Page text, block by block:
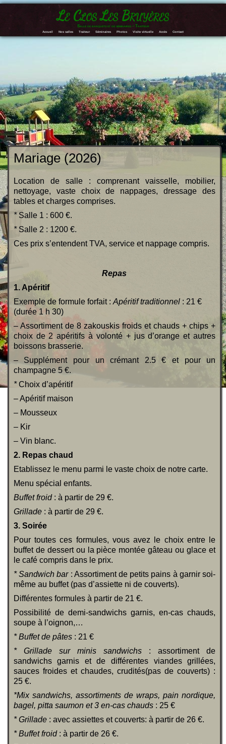
Le Clos Les Bruyères
Salle de banquets et de séminaires – Traiteur
Accueil Nos salles Traiteur Séminaires Photos Visite virtuelle Accès Contact
Mariage (2026)
Location de salle : comprenant vaisselle, mobilier,
nettoyage, vaste choix de nappages, dressage des
tables et charges comprises.
* Salle 1 : 600 €.
* Salle 2 : 1200 €.
Ces prix s’entendent TVA, service et nappage compris.
Repas
1. Apéritif
Exemple de formule forfait : Apéritif traditionnel : 21 €
(durée 1 h 30)
– Assortiment de 8 zakouskis froids et chauds + chips +
choix de 2 apéritifs à volonté + jus d’orange et autres
boissons brasserie.
– Supplément pour un crémant 2.5 € et pour un
champagne 5 €.
*Choix d’apéritif
– Apéritif maison
– Mousseux
– Kir
– Vin blanc.
2. Repas chaud
Etablissez le menu parmi le vaste choix de notre carte.
Menu spécial enfants.
Buffet froid: à partir de 29 €.
Grillade: à partir de 29 €.
3. Soirée
Pour toutes ces formules, vous avez le choix entre le
buffet de dessert ou la pièce montée gâteau ou glace et
le café compris dans le prix.
* Sandwich bar : Assortiment de petits pains à garnir soi-
même au buffet (pas d’assiette ni de couverts).
Différentes formules à partir de 21 €.
Possibilité de demi-sandwichs garnis, en-cas chauds,
soupe à l’oignon,…
* Buffet de pâtes : 21 €
*
Grillade sur minis sandwichs : assortiment de
sandwichs garnis et de différentes viandes grillées,
sauces froides et chaudes, crudités(pas de couverts) :
25 €.
*Mix sandwichs, assortiments de wraps, pain nordique,
bagel, pitta saumon et 3 en-cas chauds : 25 €
* Grillade : avec assiettes et couverts: à partir de 26 €.
* Buffet froid : à partir de 26 €.